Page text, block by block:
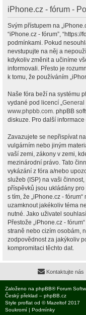
iPhone.cz - fórum -
Svým přístupem na
“iPhone.cz - fórum”,
podmínkami. Pokud
nevstupujte na něj a
kdykoliv změnit a učiníme
informovali. Přesto je
k tomu, že používáním
Naše fóra beží na systému
vydané pod licencí „General
www.phpbb.com. phpBB
diskuze. Pro další
Zavazujete se nepřispívat
vulgárním nebo jiným
vaší zemi, zákony v zemi,
mezinárodní právo. Tato
vykázání z fóra a/nebo
služeb (ISP) na vaši
příspěvků jsou ukládány
s tím, že „iPhone.cz -
uzamknout jakékoliv téma
nutné. Jako uživatel
Přestože „iPhone.cz -
straně nebo cizím osobám,
zodpovědnost za jakýkoliv
kompromitaci těchto dat.
Kontaktujte nás
Založeno na phpBB® Forum
Český překlad – phpBB.cz
Style proflat od ©Mazeltof 2017
Soukromí | Podmínky